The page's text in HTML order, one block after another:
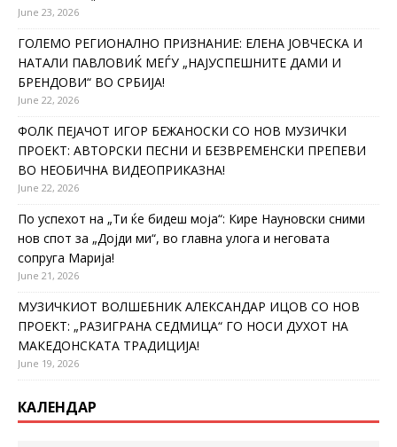
June 23, 2026
ГОЛЕМО РЕГИОНАЛНО ПРИЗНАНИЕ: ЕЛЕНА ЈОВЧЕСКА И
НАТАЛИ ПАВЛОВИЌ МЕЃУ „НАЈУСПЕШНИТЕ ДАМИ И
БРЕНДОВИ“ ВО СРБИЈА!
June 22, 2026
ФОЛК ПЕЈАЧОТ ИГОР БЕЖАНОСКИ СО НОВ МУЗИЧКИ
ПРОЕКТ: АВТОРСКИ ПЕСНИ И БЕЗВРЕМЕНСКИ ПРЕПЕВИ
ВО НЕОБИЧНА ВИДЕОПРИКАЗНА!
June 22, 2026
По успехот на „Ти ќе бидеш моја“: Кире Науновски сними
нов спот за „Дојди ми“, во главна улога и неговата
сопруга Марија!
June 21, 2026
МУЗИЧКИОТ ВОЛШЕБНИК АЛЕКСАНДАР ИЦОВ СО НОВ
ПРОЕКТ: „РАЗИГРАНА СЕДМИЦА“ ГО НОСИ ДУХОТ НА
МАКЕДОНСКАТА ТРАДИЦИЈА!
June 19, 2026
КАЛЕНДАР